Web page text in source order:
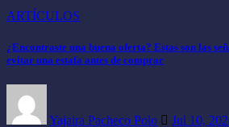
ARTÍCULOS
¿Encontraste una buena oferta? Estas son las
evitar una estafa antes de comprar
Yajaira Pacheco Polo Jul 10,